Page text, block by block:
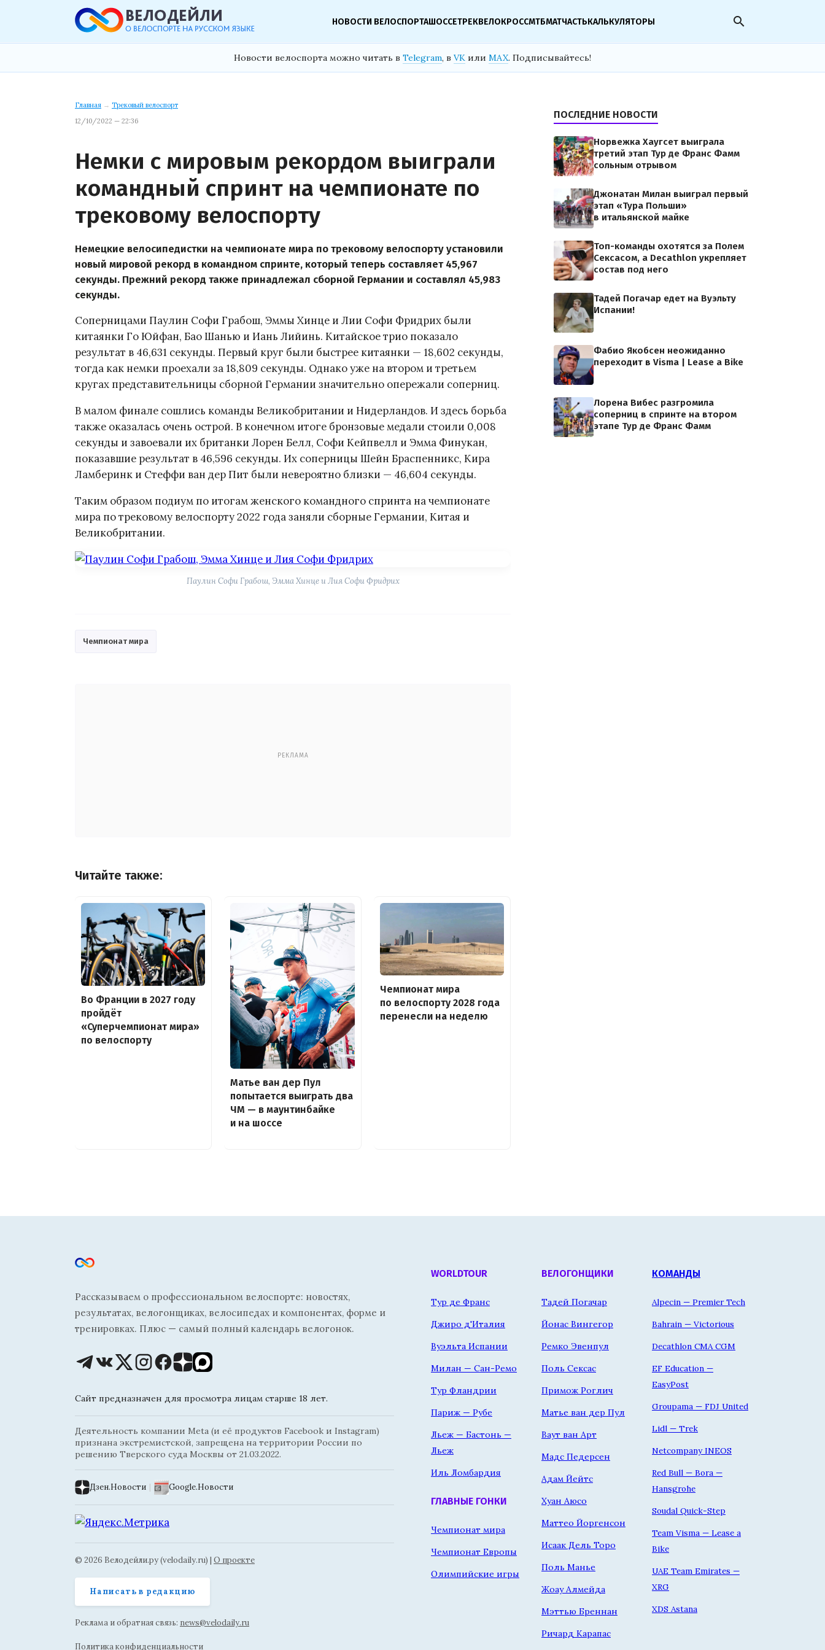
НОВОСТИ ВЕЛОСПОРТАШОССЕТРЕКВЕЛОКРОССМТБМАТЧАСТЬКАЛЬКУЛЯТОРЫ search
Новости велоспорта можно читать в Telegram, в VK или MAX. Подписывайтесь!
Главная → Трековый велоспорт
12/10/2022 — 22:36
Немки с мировым рекордом выиграли
командный спринт на чемпионате по
трековому велоспорту
Немецкие велосипедистки на чемпионате мира по трековому велоспорту установили
новый мировой рекорд в командном спринте, который теперь составляет 45,967
секунды. Прежний рекорд также принадлежал сборной Германии и составлял 45,983
секунды.
Соперницами Паулин Софи Грабош, Эммы Хинце и Лии Софи Фридрих были
китаянки Го Юйфан, Бао Шанью и Иань Лийинь. Китайское трио показало
результат в 46,631 секунды. Первый круг были быстрее китаянки — 18,602 секунды,
тогда как немки проехали за 18,809 секунды. Однако уже на втором и третьем
кругах представительницы сборной Германии значительно опережали соперниц.
В малом финале сошлись команды Великобритании и Нидерландов. И здесь борьба
также оказалась очень острой. В конечном итоге бронзовые медали стоили 0,008
секунды и завоевали их британки Лорен Белл, Софи Кейпвелл и Эмма Финукан,
показавшие результат в 46,596 секунды. Их соперницы Шейн Браспенникс, Кира
Ламберинк и Стеффи ван дер Пит были невероятно близки — 46,604 секунды.
Таким образом подиум по итогам женского командного спринта на чемпионате
мира по трековому велоспорту 2022 года заняли сборные Германии, Китая и
Великобритании.
Паулин Софи Грабош, Эмма Хинце и Лия Софи Фридрих
Чемпионат мира
РЕКЛАМА
Читайте также:
Во Франции в 2027 году
пройдёт
«Суперчемпионат мира»
по велоспорту
Матье ван дер Пул
попытается выиграть два
ЧМ — в маунтинбайке
и на шоссе
Чемпионат мира
по велоспорту 2028 года
перенесли на неделю
ПОСЛЕДНИЕ НОВОСТИ
Норвежка Хаугсет выиграла
третий этап Тур де Франс Фамм
сольным отрывом
Джонатан Милан выиграл первый
этап «Тура Польши»
в итальянской майке
Топ-команды охотятся за Полем
Сексасом, а Decathlon укрепляет
состав под него
Тадей Погачар едет на Вуэльту
Испании!
Фабио Якобсен неожиданно
переходит в Visma | Lease a Bike
Лорена Вибес разгромила
соперниц в спринте на втором
этапе Тур де Франс Фамм
Рассказываем о профессиональном велоспорте: новостях,
результатах, велогонщиках, велосипедах и компонентах, форме и
тренировках. Плюс — самый полный календарь велогонок.
Сайт предназначен для просмотра лицам старше 18 лет.
Деятельность компании Meta (и её продуктов Facebook и Instagram)
признана экстремистской, запрещена на территории России по
решению Тверского суда Москвы от 21.03.2022.
Дзен.Новости | Google.Новости
© 2026 Велодейли.ру (velodaily.ru) | О проекте
Написать в редакцию
Реклама и обратная связь: news@velodaily.ru
Политика конфиденциальности
WORLDTOUR
Тур де Франс
Джиро д'Италия
Вуэльта Испании
Милан — Сан-Ремо
Тур Фландрии
Париж — Рубе
Льеж — Бастонь —
Льеж
Иль Ломбардия
ГЛАВНЫЕ ГОНКИ
Чемпионат мира
Чемпионат Европы
Олимпийские игры
ВЕЛОГОНЩИКИ
Тадей Погачар
Йонас Вингегор
Ремко Эвенпул
Поль Сексас
Примож Роглич
Матье ван дер Пул
Ваут ван Арт
Мадс Педерсен
Адам Йейтс
Хуан Аюсо
Маттео Йоргенсон
Исаак Дель Торо
Поль Манье
Жоау Алмейда
Мэттью Бреннан
Ричард Карапас
КОМАНДЫ
Alpecin — Premier Tech
Bahrain — Victorious
Decathlon CMA CGM
EF Education —
EasyPost
Groupama — FDJ United
Lidl — Trek
Netcompany INEOS
Red Bull — Bora —
Hansgrohe
Soudal Quick-Step
Team Visma — Lease a
Bike
UAE Team Emirates —
XRG
XDS Astana